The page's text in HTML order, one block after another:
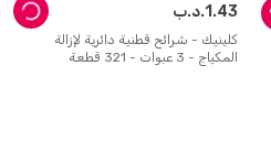
كلينيك - شرائح قطنية دائرية لإزالة
المكياج - 3 عبوات - 321 قطعة
د.ب.1 .43